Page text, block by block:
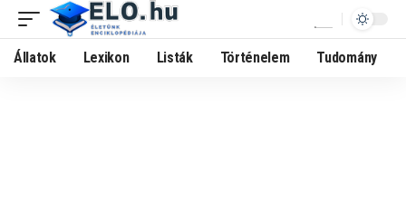
Állatok Lexikon Listák Történelem Tudomány